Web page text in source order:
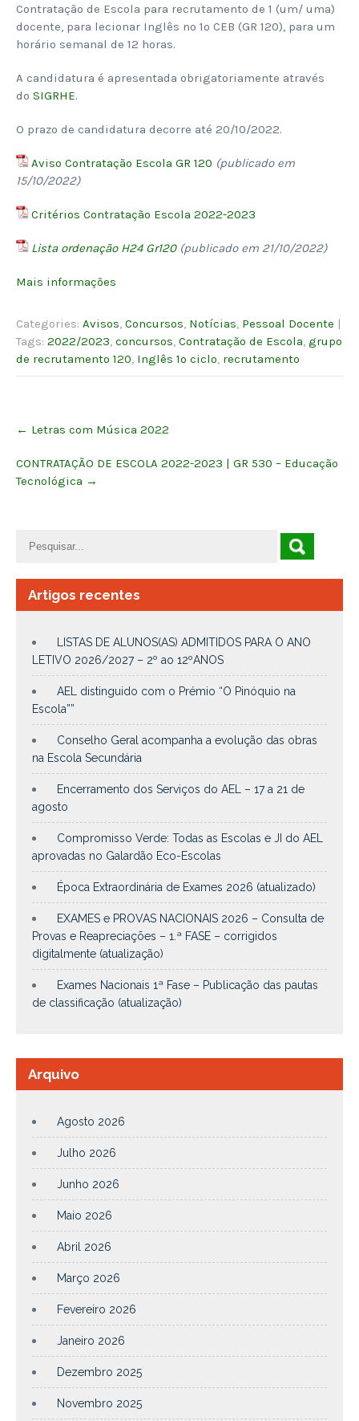
Contratação de Escola para recrutamento de 1 (um/ uma)
docente, para lecionar Inglês no 1º CEB (GR 120), para um
horário semanal de 12 horas.
A candidatura é apresentada obrigatoriamente através
do SIGRHE.
O prazo de candidatura decorre até 20/10/2022.
Aviso Contratação Escola GR 120 (publicado em
15/10/2022)
Critérios Contratação Escola 2022-2023
Lista ordenação H24 Gr120(publicado em 21/10/2022)
Mais informações
Categories: Avisos, Concursos, Notícias, Pessoal Docente |
Tags: 2022/2023, concursos, Contratação de Escola, grupo
de recrutamento 120, Inglês 1º ciclo, recrutamento
navigation
← Letras com Música 2022
CONTRATAÇÃO DE ESCOLA 2022-2023 | GR 530 – Educação
Tecnológica →
Artigos recentes
LISTAS DE ALUNOS(AS) ADMITIDOS PARA O ANO
LETIVO 2026/2027 – 2º ao 12ºANOS
AEL distinguido com o Prémio “O Pinóquio na
Escola””
Conselho Geral acompanha a evolução das obras
na Escola Secundária
Encerramento dos Serviços do AEL – 17 a 21 de
agosto
Compromisso Verde: Todas as Escolas e JI do AEL
aprovadas no Galardão Eco-Escolas
Época Extraordinária de Exames 2026 (atualizado)
EXAMES e PROVAS NACIONAIS 2026 – Consulta de
Provas e Reapreciações – 1.ª FASE – corrigidos
digitalmente (atualização)
Exames Nacionais 1ª Fase – Publicação das pautas
de classificação (atualização)
Arquivo
Agosto 2026
Julho 2026
Junho 2026
Maio 2026
Abril 2026
Março 2026
Fevereiro 2026
Janeiro 2026
Dezembro 2025
Novembro 2025